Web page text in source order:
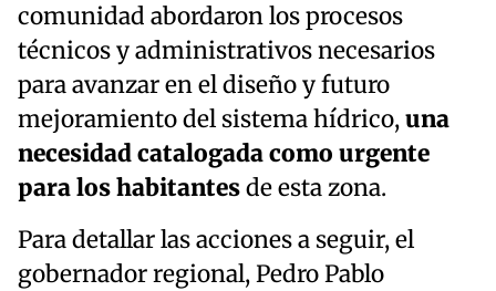
comunidad abordaron los procesos
técnicos y administrativos necesarios
para avanzar en el diseño y futuro
mejoramiento del sistema hídrico,una
necesidad catalogada como urgente
para los habitantesde esta zona.
Para detallar las acciones a seguir, el
gobernador regional, Pedro Pablo